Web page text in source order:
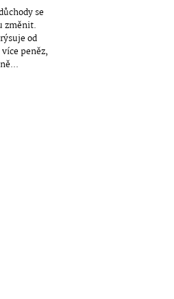
se
změnit.
od
peněz,